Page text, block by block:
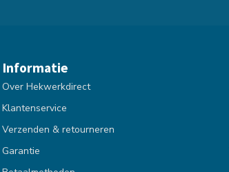
Informatie
Over Hekwerkdirect
Klantenservice
Verzenden & retourneren
Garantie